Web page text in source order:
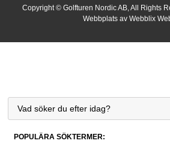
Copyright © Golfturen Nordic AB, All Rights
Webbplats av Webblix
POPULÄRA SÖKTERMER: